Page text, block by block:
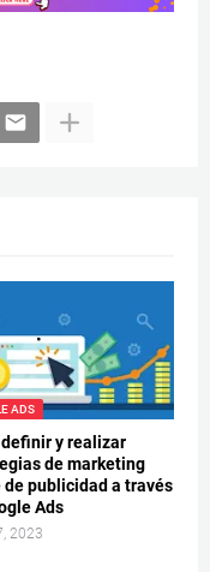
ADS
definir y realizar
de marketing
de publicidad a través
Ads
2023